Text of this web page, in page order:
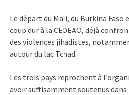
Le départ du Mali, du Burkina Faso
coup dur à la CEDEAO, déjà
des violences jihadistes,
autour du lac Tchad.
Les trois pays reprochent à
avoir suffisamment soutenus